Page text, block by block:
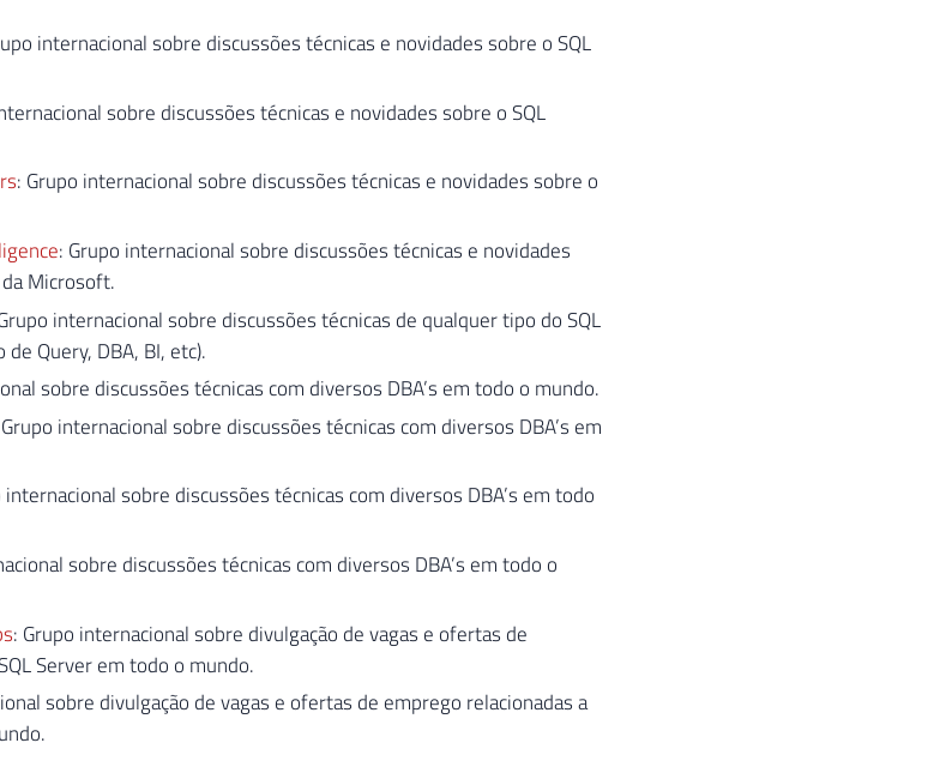
internacional sobre discussões técnicas e novidades sobre o SQL
sobre discussões técnicas e novidades sobre o SQL
: Grupo internacional sobre discussões técnicas e novidades sobre o
: Grupo internacional sobre discussões técnicas e novidades
Microsoft.
internacional sobre discussões técnicas de qualquer tipo do SQL
Query, DBA, BI, etc).
sobre discussões técnicas com diversos DBA’s em todo o mundo.
internacional sobre discussões técnicas com diversos DBA’s em
internacional sobre discussões técnicas com diversos DBA’s em todo
sobre discussões técnicas com diversos DBA’s em todo o
: Grupo internacional sobre divulgação de vagas e ofertas de
Server em todo o mundo.
sobre divulgação de vagas e ofertas de emprego relacionadas a